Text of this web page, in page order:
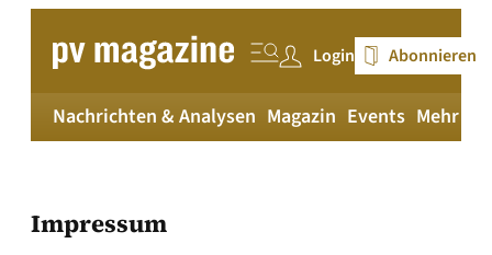
springen
Login Abonnieren
Nachrichten & Analysen Magazin Events Mehr
Impressum